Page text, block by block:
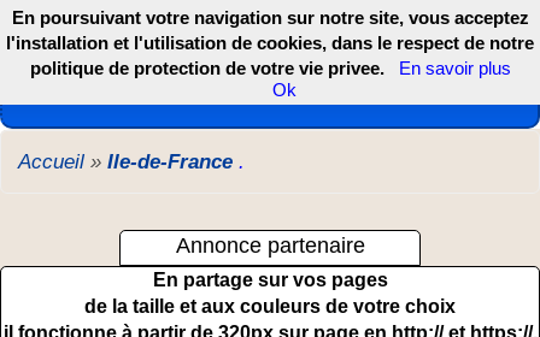
Les webcams de France, DOM TOM et COM
Accueil » Ile-de-France .
Annonce partenaire
En partage sur vos pages
de la taille et aux couleurs de votre choix
il fonctionne à partir de 320px sur page en http:// et https://.
En poursuivant votre navigation sur notre site, vous acceptez
l'installation et l'utilisation de cookies, dans le respect de notre
politique de protection de votre vie privee.
En savoir plus
Ok